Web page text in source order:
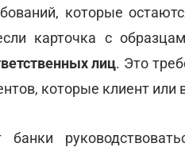
которые
карточка с
лиц. Это
которые клиент или